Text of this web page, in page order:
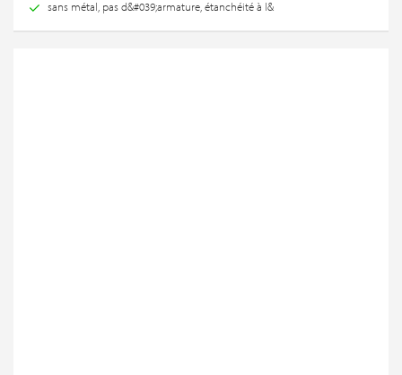
sans métal, pas d&#039;armature, étanchéité à l&